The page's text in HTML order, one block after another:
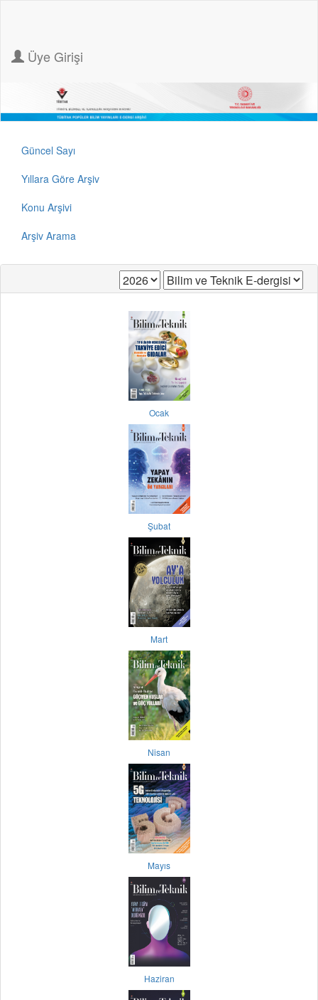
Üye Girişi
Güncel Sayı
Yıllara Göre Arşiv
Konu Arşivi
Arşiv Arama
Ocak
Şubat
Mart
Nisan
Mayıs
Haziran